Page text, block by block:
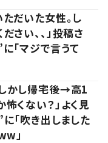
だいた女性。し
さい、、」投稿さ
「マジで言うて
かし帰宅後→高1
くない？」よく見
「吹き出しました
」